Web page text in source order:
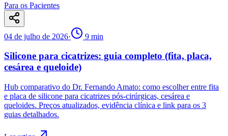
Para os Pacientes
04 de julho de 2026· 9 min
Silicone para cicatrizes: guia completo (fita, placa,
cesárea e queloide)
Hub comparativo do Dr. Fernando Amato: como escolher entre fita
e placa de silicone para cicatrizes pós-cirúrgicas, cesárea e
queloides. Preços atualizados, evidência clínica e link para os 3
guias detalhados.